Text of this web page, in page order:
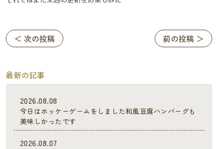
＜ 次の投稿 前の投稿 ＞
最新の記事
2026.08.08
今日はホッケーゲームをしました和風豆腐ハンバーグも
美味しかったです
2026.08.07